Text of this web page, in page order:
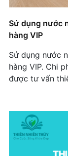
Thương
Học Về Sự
Khi Công
Hiệu: Câu
Center
nước
Tại Sao
Thương Hiệu
Sử dụng nước
hàng VIP
Sử dụng nước
hàng VIP. Chi
được tư vấn